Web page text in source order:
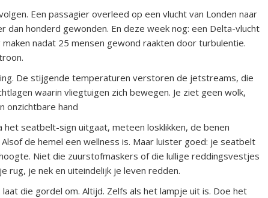
Een passagier overleed op een vlucht van Londen naar
dan honderd gewonden. En deze week nog: een Delta-vlucht
nadat 25 mensen gewond raakten door turbulentie.
De stijgende temperaturen verstoren de jetstreams, die
waarin vliegtuigen zich bewegen. Je ziet geen wolk,
onzichtbare hand
het seatbelt-sign uitgaat, meteen losklikken, de benen
de hemel een wellness is. Maar luister goed: je seatbelt
Niet die zuurstofmaskers of die lullige reddingsvestjes
rug, je nek en uiteindelijk je leven redden.
die gordel om. Altijd. Zelfs als het lampje uit is. Doe het